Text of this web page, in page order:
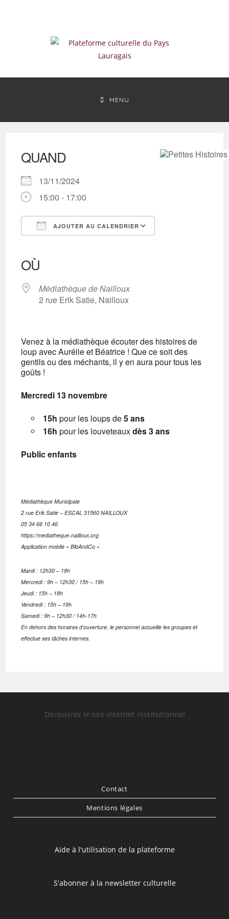
MENU
QUAND
13/11/2024
15:00 - 17:00
AJOUTER AU CALENDRIER
OÙ
Médiathèque de Nailloux
2 rue Erik Satie, Nailloux
Venez à la médiathèque écouter des histoires de
loup avec Aurélie et Béatrice ! Que ce soit des
gentils ou des méchants, il y en aura pour tous les
goûts !
Mercredi 13 novembre
15h pour les loups de5 ans
16h pour les louveteauxdès 3 ans
Public enfants
Médiathèque Municipale
2 rue Erik Satie – ESCAL 31560 NAILLOUX
05 34 66 10 46
https://mediatheque-nailloux.org
Application mobile « BibAndCo »
Mardi : 12h30 – 18h
Mercredi : 9h – 12h30 / 15h – 19h
Jeudi : 15h – 18h
Vendredi : 15h – 19h
Samedi : 9h – 12h30 / 14h-17h
En dehors des horaires d’ouverture, le personnel accueille les groupes et
effectue ses tâches internes.
Découvrez le site internet institutionnel
Contact
Mentions légales
Aide à l'utilisation de la plateforme
S'abonner à la newsletter culturelle